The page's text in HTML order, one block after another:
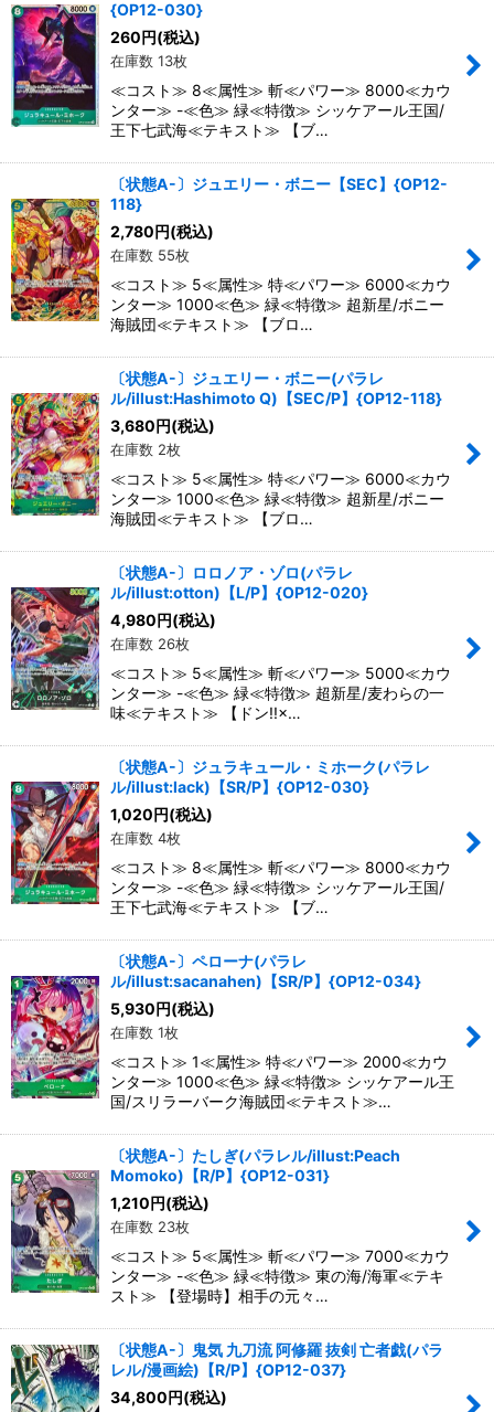
{OP12-030}
260円(税込)
在庫数 13枚
≪コスト≫ 8≪属性≫ 斬≪パワー≫ 8000≪カウ
ンター≫ -≪色≫ 緑≪特徴≫ シッケアール王国/
王下七武海≪テキスト≫ 【ブ…
〔状態A-〕ジュエリー・ボニー【SEC】{OP12-
118}
2,780円(税込)
在庫数 55枚
≪コスト≫ 5≪属性≫ 特≪パワー≫ 6000≪カウ
ンター≫ 1000≪色≫ 緑≪特徴≫ 超新星/ボニー
海賊団≪テキスト≫ 【ブロ…
〔状態A-〕ジュエリー・ボニー(パラレ
ル/illust:Hashimoto Q)【SEC/P】{OP12-118}
3,680円(税込)
在庫数 2枚
≪コスト≫ 5≪属性≫ 特≪パワー≫ 6000≪カウ
ンター≫ 1000≪色≫ 緑≪特徴≫ 超新星/ボニー
海賊団≪テキスト≫ 【ブロ…
〔状態A-〕ロロノア・ゾロ(パラレ
ル/illust:otton)【L/P】{OP12-020}
4,980円(税込)
在庫数 26枚
≪コスト≫ 5≪属性≫ 斬≪パワー≫ 5000≪カウ
ンター≫ -≪色≫ 緑≪特徴≫ 超新星/麦わらの一
味≪テキスト≫ 【ドン!!×…
〔状態A-〕ジュラキュール・ミホーク(パラレ
ル/illust:lack)【SR/P】{OP12-030}
1,020円(税込)
在庫数 4枚
≪コスト≫ 8≪属性≫ 斬≪パワー≫ 8000≪カウ
ンター≫ -≪色≫ 緑≪特徴≫ シッケアール王国/
王下七武海≪テキスト≫ 【ブ…
〔状態A-〕ペローナ(パラレ
ル/illust:sacanahen)【SR/P】{OP12-034}
5,930円(税込)
在庫数 1枚
≪コスト≫ 1≪属性≫ 特≪パワー≫ 2000≪カウ
ンター≫ 1000≪色≫ 緑≪特徴≫ シッケアール王
国/スリラーバーク海賊団≪テキスト≫…
〔状態A-〕たしぎ(パラレル/illust:Peach
Momoko)【R/P】{OP12-031}
1,210円(税込)
在庫数 23枚
≪コスト≫ 5≪属性≫ 斬≪パワー≫ 7000≪カウ
ンター≫ -≪色≫ 緑≪特徴≫ 東の海/海軍≪テキ
スト≫ 【登場時】相手の元々…
〔状態A-〕鬼気 九刀流 阿修羅 抜剣 亡者戯(パラ
レル/漫画絵)【R/P】{OP12-037}
34,800円(税込)